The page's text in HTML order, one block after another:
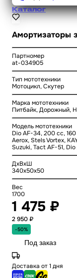
Каталог
Амортизаторы
Партномер
at-034905
Тип мототехники
Мотоцикл, Скутер
Марка мототехники
Питбайк, Дорожный,
Модель мототехники
Dio AF-34, 200 cc, 160
Aerox, Stels Vortex,
Suzuki, Tact AF-51,
ДхВхШ
340x50x50
Вес
1700
1 475 ₽
2 950 ₽
-50%
Под заказ
Доставка от 1 дня